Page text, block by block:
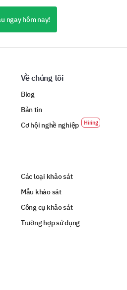
recommend our volunteer
10 (Extremely likely)
ngay hôm nay!
Về chúng tôi
Blog
Bản tin
Cơ hội nghề nghiệp
Các loại khảo sát
Mẫu khảo sát
Công cụ khảo sát
Trường hợp sử dụng